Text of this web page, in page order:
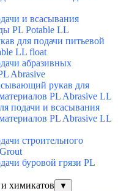
и всасывания
PL Potable LL
для подачи питьевой
LL float
абразивных
Abrasive
рукав для
PL Abrasive LL
подачи и всасывания
PL Abrasive LL
строительного
буровой грязи PL
химикатов
▼